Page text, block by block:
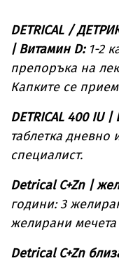
DETRICAL /
| Витамин D:1-2
препоръка на
Капките се
DETRICAL 400 IU
таблетка
специалист.
Detrical C+Zn |
години: 3
желирани мечета
Detrical C+Zn